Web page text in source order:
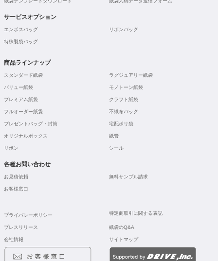
サービスオプション
エンボスバッグ リボンバッグ
特殊製袋バッグ
商品ラインナップ
スタンダード紙袋 ラグジュアリー紙袋
バリュー紙袋 モノトーン紙袋
プレミアム紙袋 クラフト紙袋
フルオーダー紙袋 不織布バッグ
プレゼントバッグ・封筒 宅配ポリ袋
オリジナルボックス 紙管
リボン シール
各種お問い合わせ
お見積依頼 無料サンプル請求
お客様窓口
プライバシーポリシー 特定商取引に関する表記
プレスリリース 紙袋のQ&A
会社情報 サイトマップ